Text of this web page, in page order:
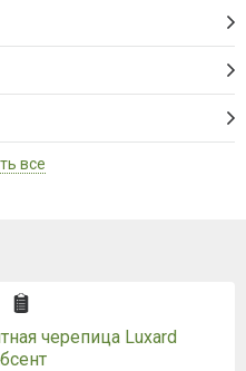
все
черепица Luxard